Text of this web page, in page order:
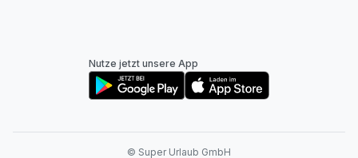
Nutze jetzt unsere App
© Super Urlaub GmbH